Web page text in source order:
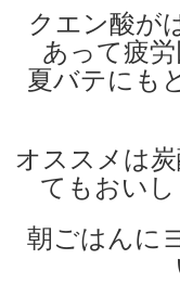
クエン酸が
あって疲
夏バテにも
オススメは
てもおい
朝ごはんに